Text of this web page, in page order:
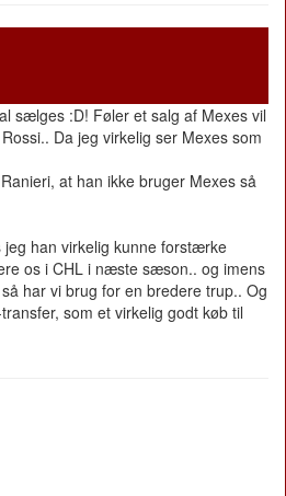
sælges :D! Føler et salg af Mexes vil
Da jeg virkelig ser Mexes som
at han ikke bruger Mexes så
jeg han virkelig kunne forstærke
os i CHL i næste sæson.. og imens
har vi brug for en bredere trup.. Og
som et virkelig godt køb til